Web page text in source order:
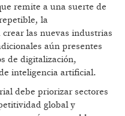
remite a una suerte de
la
las nuevas industrias
aún presentes
de digitalización,
inteligencia artificial.
debe priorizar sectores
global y